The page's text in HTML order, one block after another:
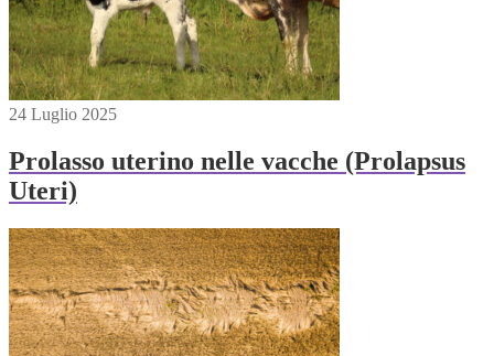
24 Luglio 2025
Prolasso uterino nelle vacche (Prolapsus
Uteri)